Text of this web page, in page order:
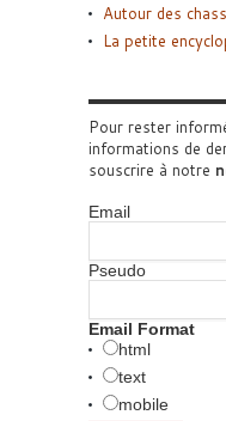
Autour des
La petite
Pour rester
informations de
souscrire à notre
Email
Pseudo
Email Format
html
text
mobile